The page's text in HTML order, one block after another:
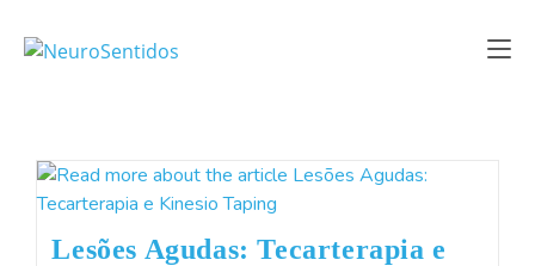
Lesões Agudas: Tecarterapia e